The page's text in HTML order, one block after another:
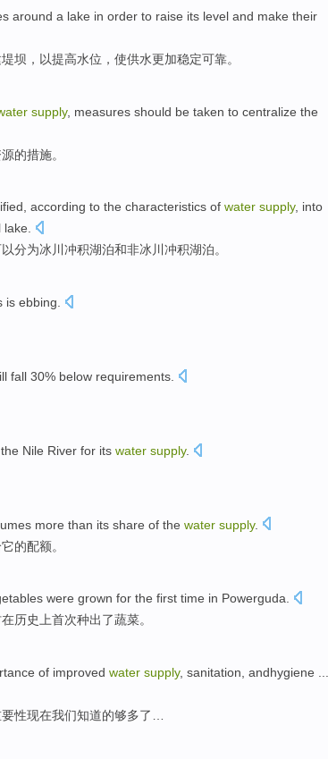
around a lake in order to raise its level and make their
堤坝 ， 以提高水位 ， 使供水更加稳定可靠。
supply, measures should be taken to centralize the
的措施。
, according to the characteristics of water supply, into
lake.
分为冰川 冲积湖泊和非冰川 冲积湖泊。
is ebbing
fall 30% below requirements
the Nile River for its water supply.
more than its share of the water supply.
它的配额。
were grown for the first time in Powerguda.
历史上首次种出了蔬菜。
of improved water supply, sanitation , andhygiene ...
性现在我们知道的够多了…